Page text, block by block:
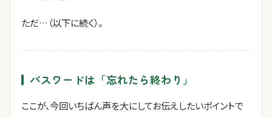
ただ…（以下に続く）。
パスワードは「忘れたら終わり」
ここが、今回いちばん声を大にしてお伝えしたいポイントで